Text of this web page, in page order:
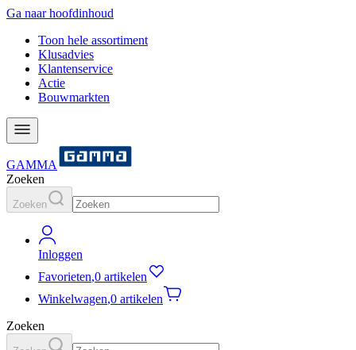
Ga naar hoofdinhoud
Toon hele assortiment
Klusadvies
Klantenservice
Actie
Bouwmarkten
GAMMA
Zoeken
Zoeken
Inloggen
Favorieten,0 artikelen
Winkelwagen,0 artikelen
Zoeken